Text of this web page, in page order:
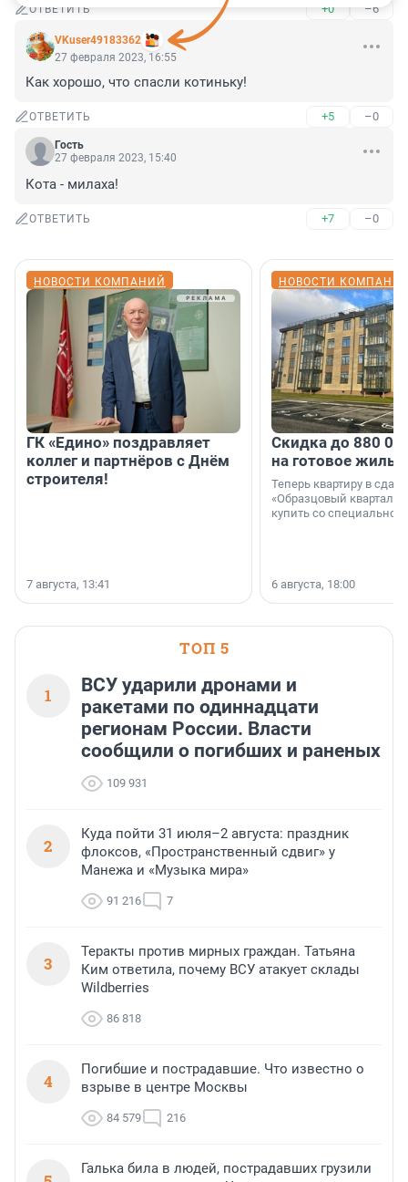
ОТВЕТИТЬ +0 –6
VKuser49183362
27 февраля 2023, 16:55
Как хорошо, что спасли котиньку!
ОТВЕТИТЬ +5 –0
Гость
27 февраля 2023, 15:40
Кота - милаха!
ОТВЕТИТЬ +7 –0
НОВОСТИ КОМПАНИЙ
ГК «Едино» поздравляет
коллег и партнёров с Днём
строителя!
7 августа, 13:41
НОВОСТИ
Скидка до 880
на готовое
Теперь квартиру в
«Образцовый квартал
купить со специальной
6 августа, 18:00
ТОП 5
1
ВСУ ударили дронами и
ракетами по одиннадцати
регионам России. Власти
сообщили о погибших и раненых
109 931
2
Куда пойти 31 июля–2 августа: праздник
флоксов, «Пространственный сдвиг» у
Манежа и «Музыка мира»
91 216 7
3
Теракты против мирных граждан. Татьяна
Ким ответила, почему ВСУ атакует склады
Wildberries
86 818
4
Погибшие и пострадавшие. Что известно о
взрыве в центре Москвы
84 579 216
Галька била в людей, пострадавших грузили